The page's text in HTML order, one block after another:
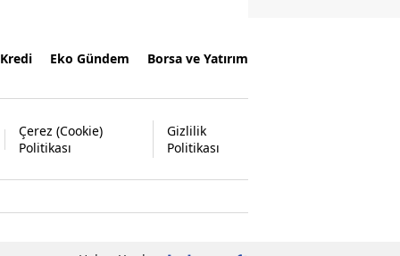
Kredi Eko Gündem Borsa ve Yatırım
Çerez (Cookie)
Politikası
Gizlilik
Politikası